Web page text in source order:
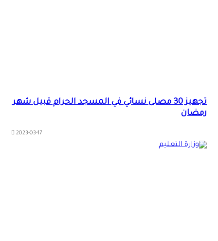
تجهيز 30 مصلى نسائي في المسجد الحرام قبيل شهر
رمضان
2023-03-17